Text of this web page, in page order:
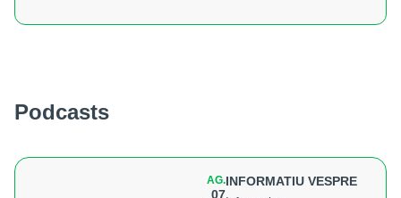
Podcasts
AG.
07
INFORMATIU VESPRE